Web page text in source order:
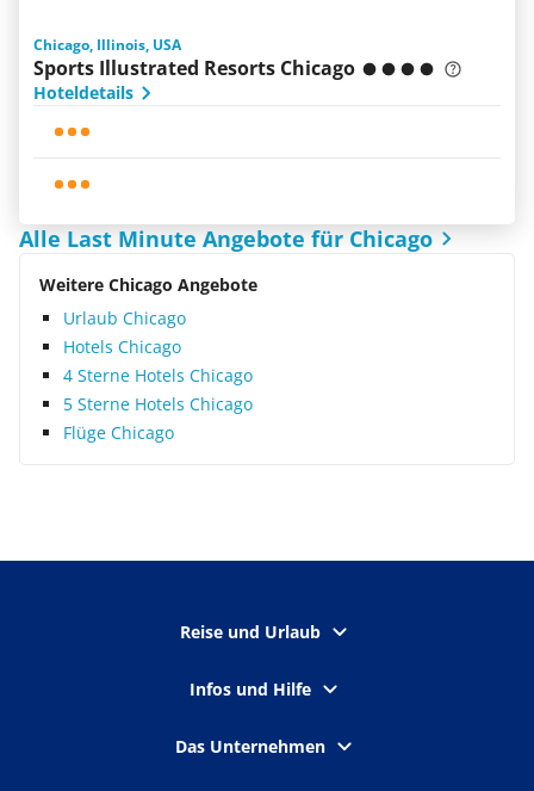
Chicago, Illinois, USA
Sports Illustrated Resorts Chicago
Hoteldetails
Alle Last Minute Angebote für Chicago
Weitere Chicago Angebote
Urlaub Chicago
Hotels Chicago
4 Sterne Hotels Chicago
5 Sterne Hotels Chicago
Flüge Chicago
Reise und Urlaub
Infos und Hilfe
Das Unternehmen